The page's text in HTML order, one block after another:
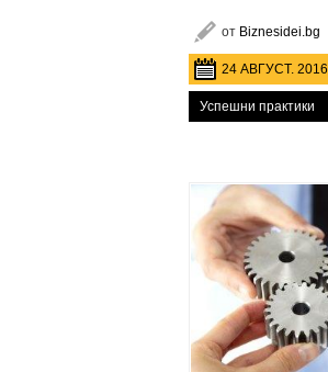
от Biznesidei.bg
24 АВГУСТ. 2016
Успешни практики